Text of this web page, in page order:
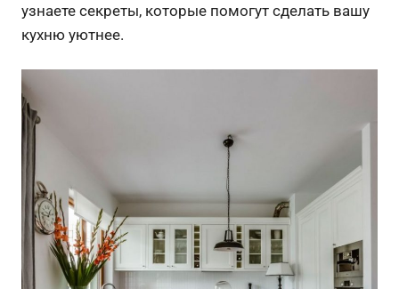
узнаете секреты, которые помогут сделать вашу
кухню уютнее.